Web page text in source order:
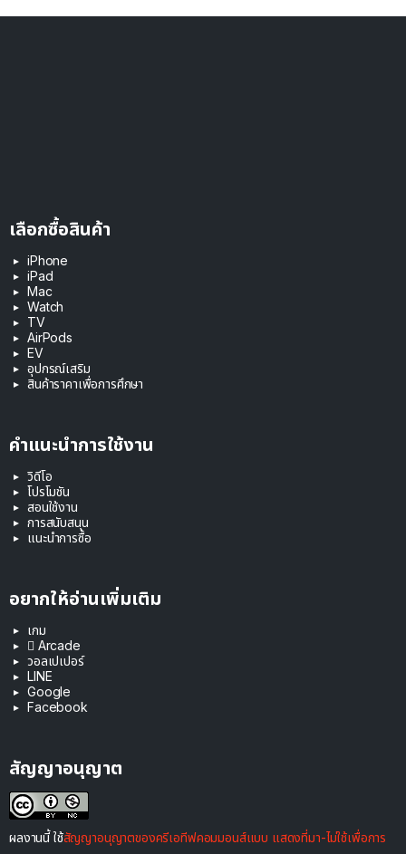
เลือกซื้อสินค้า
iPhone
iPad
Mac
Watch
TV
AirPods
EV
อุปกรณ์เสริม
สินค้าราคาเพื่อการศึกษา
คำแนะนำการใช้งาน
วิดีโอ
โปรโมชัน
สอนใช้งาน
การสนับสนุน
แนะนำการซื้อ
อยากให้อ่านเพิ่มเติม
เกม
 Arcade
วอลเปเปอร์
LINE
Google
Facebook
สัญญาอนุญาต
ผลงานนี้ ใช้สัญญาอนุญาตของครีเอทีฟคอมมอนส์แบบ แสดงที่มา-ไม่ใช้เพื่อการ